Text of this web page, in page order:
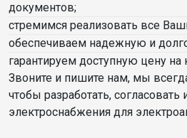
документов;
стремимся реализовать все
обеспечиваем надежную и
гарантируем доступную цену на
Звоните и пишите нам, мы
чтобы разработать, согласовать
электроснабжения для